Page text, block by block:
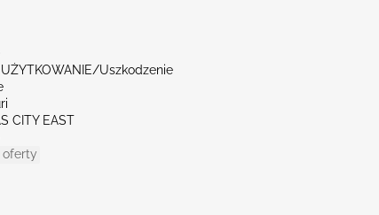
Uszkodzenie
CITY EAST
oferty